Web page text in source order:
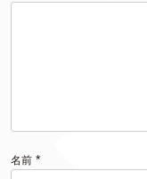
名前 *